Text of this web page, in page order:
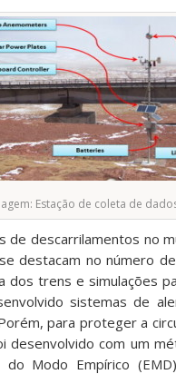
Estação de coleta de
de descarrilamentos no
destacam no número
dos trens e simulações
sistemas de
para proteger a
desenvolvido com um
do Modo Empírico